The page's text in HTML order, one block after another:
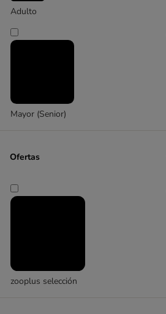
Adulto
Mayor (Senior)
Ofertas
zooplus selección